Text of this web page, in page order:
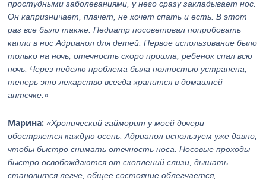
простудными заболеваниями, у него сразу закладывает нос.
Он капризничает, плачет, не хочет спать и есть. В этот
раз все было также. Педиатр посоветовал попробовать
капли в нос Адрианол для детей. Первое использование было
только на ночь, отечность скоро прошла, ребенок спал всю
ночь. Через неделю проблема была полностью устранена,
теперь это лекарство всегда хранится в домашней
аптечке.»
Марина: «Хронический гайморит у моей дочери
обостряется каждую осень. Адрианол используем уже давно,
чтобы быстро снимать отечность носа. Носовые проходы
быстро освобождаются от скоплений слизи, дышать
становится легче, общее состояние облегчается,